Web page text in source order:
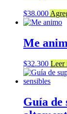
$38.000
Me
$32.300 Leer
Guía de